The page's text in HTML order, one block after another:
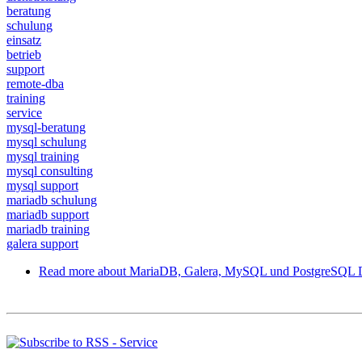
beratung
schulung
einsatz
betrieb
support
remote-dba
training
service
mysql-beratung
mysql schulung
mysql training
mysql consulting
mysql support
mariadb schulung
mariadb support
mariadb training
galera support
Read more about MariaDB, Galera, MySQL und PostgreSQL